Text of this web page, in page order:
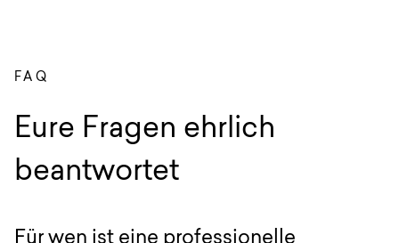
FAQ
:
Eure Fragen ehrlich
beantwortet